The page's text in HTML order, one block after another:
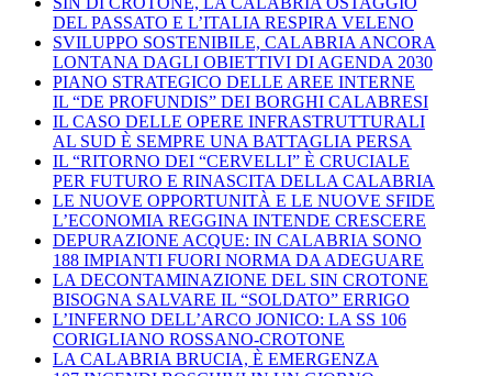
DEL PASSATO E L’ITALIA RESPIRA VELENO
SVILUPPO SOSTENIBILE, CALABRIA ANCORA
LONTANA DAGLI OBIETTIVI DI AGENDA 2030
PIANO STRATEGICO DELLE AREE INTERNE
IL “DE PROFUNDIS” DEI BORGHI CALABRESI
IL CASO DELLE OPERE INFRASTRUTTURALI
AL SUD È SEMPRE UNA BATTAGLIA PERSA
IL “RITORNO DEI “CERVELLI” È CRUCIALE
PER FUTURO E RINASCITA DELLA CALABRIA
LE NUOVE OPPORTUNITÀ E LE NUOVE SFIDE
L’ECONOMIA REGGINA INTENDE CRESCERE
DEPURAZIONE ACQUE: IN CALABRIA SONO
188 IMPIANTI FUORI NORMA DA ADEGUARE
LA DECONTAMINAZIONE DEL SIN CROTONE
BISOGNA SALVARE IL “SOLDATO” ERRIGO
L’INFERNO DELL’ARCO JONICO: LA SS 106
CORIGLIANO ROSSANO-CROTONE
LA CALABRIA BRUCIA, È EMERGENZA